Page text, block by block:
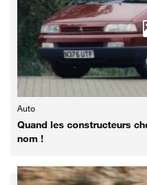
Auto
Quand les constructeurs
nom !